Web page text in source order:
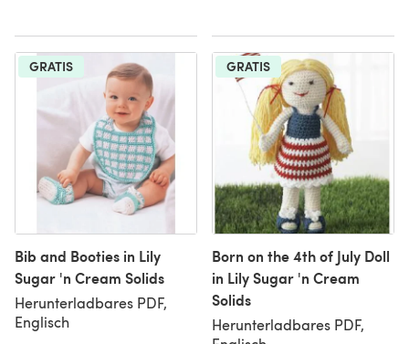
GRATIS
Bib and Booties in Lily
Sugar 'n Cream Solids
Herunterladbares PDF,
Englisch
GRATIS
Born on the 4th of July Doll
in Lily Sugar 'n Cream
Solids
Herunterladbares PDF,